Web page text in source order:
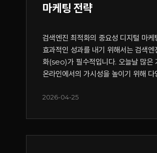
마케팅 전략
검색엔진 최적화의 중요성 디지털 마케
효과적인 성과를 내기 위해서는 검색엔
화(seo)가 필수적입니다. 오늘날 많은
온라인에서의 가시성을 높이기 위해 다
2026-04-25